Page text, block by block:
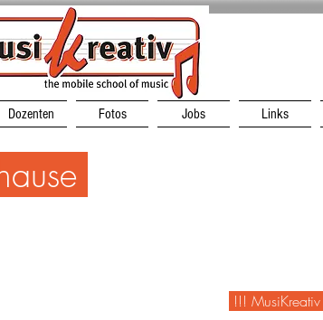
Dozenten Fotos Jobs Links
!!!